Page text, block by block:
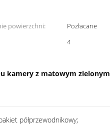
powierzchni:
Pozłacane
4
kamery z matowym zielonym
półprzewodnikowy;